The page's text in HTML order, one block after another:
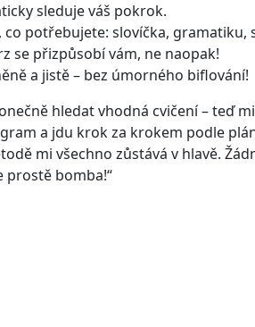
sleduje váš pokrok.
co potřebujete: slovíčka, gramatiku,
se přizpůsobí vám, ne naopak!
a jistě – bez úmorného biflování!
hledat vhodná cvičení – teď
a jdu krok za krokem podle
mi všechno zůstává v hlavě.
prostě bomba!“